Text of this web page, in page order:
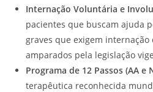
Internação Voluntária e
pacientes que buscam ajuda
graves que exigem
amparados pela legislação
Programa de 12 Passos (AA e
terapêutica reconhecida